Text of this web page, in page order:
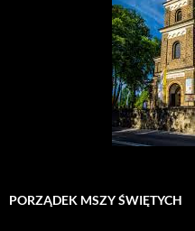
PORZĄDEK MSZY ŚWIĘTYCH